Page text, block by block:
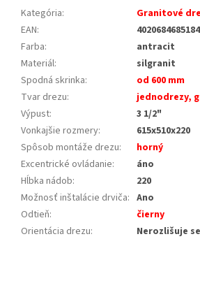
Kategória:
Granitové
EAN:
4020684685184
Farba:
antracit
Materiál:
silgranit
Spodná skrinka:
od 600 mm
Tvar drezu:
jednodrezy,
Výpust:
3 1/2"
Vonkajšie rozmery:
615x510x220
Spôsob montáže drezu:
horný
Excentrické ovládanie:
áno
Hĺbka nádob:
220
Možnosť inštalácie drviča: Ano
Odtieň:
čierny
Orientácia drezu: Nerozlišuje se